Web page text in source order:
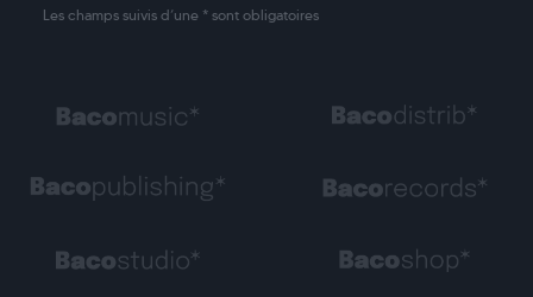
Les champs suivis d’une * sont obligatoires